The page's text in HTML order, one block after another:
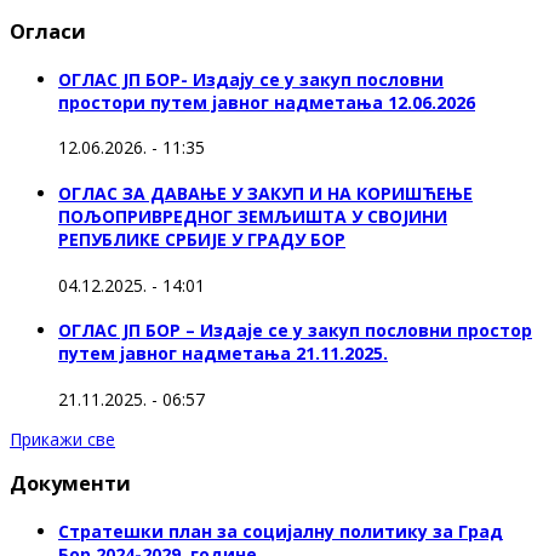
Огласи
ОГЛАС ЈП БОР- Издају се у закуп пословни
простори путем јавног надметања 12.06.2026
12.06.2026. - 11:35
ОГЛАС ЗА ДАВАЊЕ У ЗАКУП И НА КОРИШЋЕЊЕ
ПОЉОПРИВРЕДНОГ ЗЕМЉИШТА У СВОЈИНИ
РЕПУБЛИКЕ СРБИЈЕ У ГРАДУ БОР
04.12.2025. - 14:01
ОГЛАС ЈП БОР – Издаје се у закуп пословни простор
путем јавног надметања 21.11.2025.
21.11.2025. - 06:57
Прикажи све
Документи
Стратешки план за социјалну политику за Град